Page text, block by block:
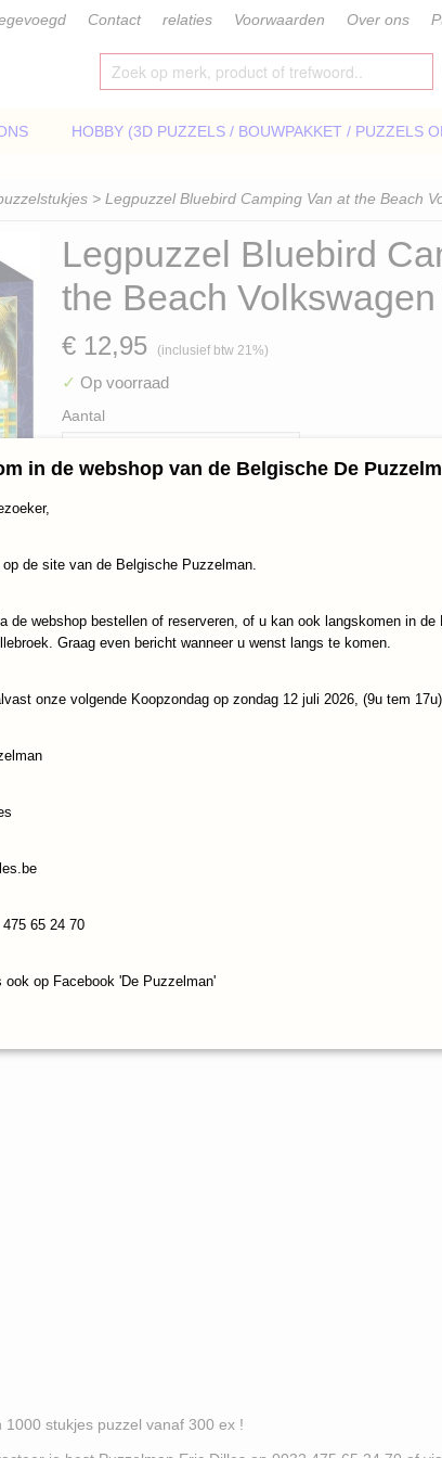
Contact relaties Voorwaarden Over ons
HOBBY (3D PUZZELS / BOUWPAKKET / PUZZELS
> Legpuzzel Bluebird Camping Van at the Beach
Legpuzzel Bluebird
the Beach
€ 12,95 (inclusief btw 21%)
✓ Op voorraad
Aantal
Productcode
Bluebird-
EAN code
Reacties
Save
puzzel vanaf 300 ex !
in de webshop van de Belgische De
de site van de Belgische Puzzelman.
de webshop bestellen of reserveren, of u kan ook langskomen in de
Graag even bericht wanneer u wenst langs te komen.
onze volgende Koopzondag op zondag 12 juli 2026, (9u tem 17u)
65 24 70
ook op Facebook 'De Puzzelman'